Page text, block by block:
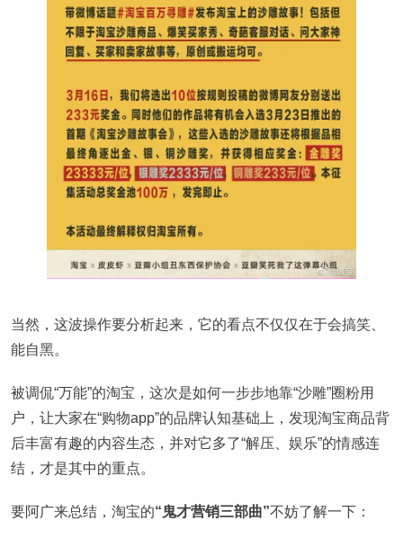
当然，这波操作要分析起来，它的看点不仅仅在于会搞笑、
能自黑。
被调侃“万能”的淘宝，这次是如何一步步地靠“沙雕”圈粉用
户，让大家在“购物app”的品牌认知基础上，发现淘宝商品背
后丰富有趣的内容生态，并对它多了“解压、娱乐”的情感连
结，才是其中的重点。
要阿广来总结，淘宝的“鬼才营销三部曲”不妨了解一下：